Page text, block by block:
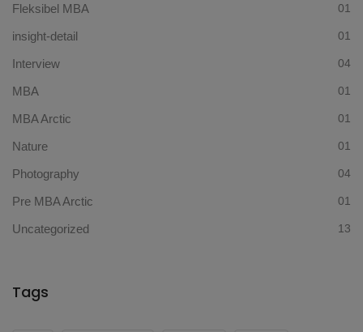
Fleksibel MBA 01
insight-detail 01
Interview 04
MBA 01
MBA Arctic 01
Nature 01
Photography 04
Pre MBA Arctic 01
Uncategorized 13
Tags